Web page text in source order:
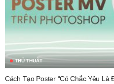
THỦ THUẬT
Cách Tạo Poster “Có Chắc Yêu Là